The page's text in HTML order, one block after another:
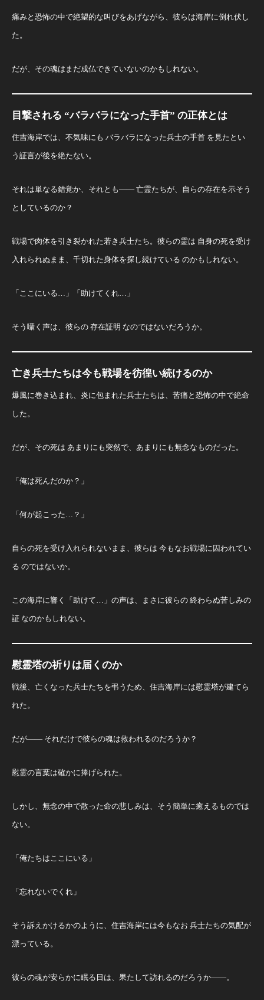
痛みと恐怖の中で絶望的な叫びをあげながら、彼らは海岸に倒れ伏し
た。
だが、その魂はまだ成仏できていないのかもしれない。
目撃される “バラバラになった手首” の正体とは
住吉海岸では、不気味にも バラバラになった兵士の手首 を見たとい
う証言が後を絶たない。
それは単なる錯覚か、それとも—— 亡霊たちが、自らの存在を示そう
としているのか？
戦場で肉体を引き裂かれた若き兵士たち。彼らの霊は 自身の死を受け
入れられぬまま、千切れた身体を探し続けている のかもしれない。
「ここにいる…」「助けてくれ…」
そう囁く声は、彼らの 存在証明 なのではないだろうか。
亡き兵士たちは今も戦場を彷徨い続けるのか
爆風に巻き込まれ、炎に包まれた兵士たちは、苦痛と恐怖の中で絶命
した。
だが、その死は あまりにも突然で、あまりにも無念なものだった。
「俺は死んだのか？」
「何が起こった…？」
自らの死を受け入れられないまま、彼らは 今もなお戦場に囚われてい
る のではないか。
この海岸に響く「助けて…」の声は、まさに彼らの 終わらぬ苦しみの
証 なのかもしれない。
慰霊塔の祈りは届くのか
戦後、亡くなった兵士たちを弔うため、住吉海岸には慰霊塔が建てら
れた。
だが—— それだけで彼らの魂は救われるのだろうか？
慰霊の言葉は確かに捧げられた。
しかし、無念の中で散った命の悲しみは、そう簡単に癒えるものでは
ない。
「俺たちはここにいる」
「忘れないでくれ」
そう訴えかけるかのように、住吉海岸には今もなお 兵士たちの気配が
漂っている。
彼らの魂が安らかに眠る日は、果たして訪れるのだろうか——。